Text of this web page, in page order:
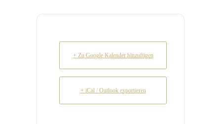
+ Zu Google Kalender hinzufügen
+ iCal / Outlook exportieren